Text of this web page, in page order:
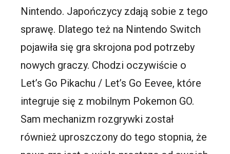
Nintendo. Japończycy zdają sobie z tego
sprawę. Dlatego też na Nintendo Switch
pojawiła się gra skrojona pod potrzeby
nowych graczy. Chodzi oczywiście o
Let’s Go Pikachu / Let’s Go Eevee, które
integruje się z mobilnym Pokemon GO.
Sam mechanizm rozgrywki został
również uproszczony do tego stopnia, że